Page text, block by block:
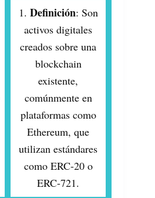
1. Definición: Son
activos digitales
creados sobre una
blockchain
existente,
comúnmente en
plataformas como
Ethereum, que
utilizan estándares
como ERC-20 o
ERC-721.